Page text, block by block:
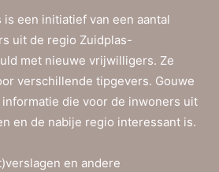
een initiatief van een aantal
uit de regio Zuidplas-
met nieuwe vrijwilligers. Ze
verschillende tipgevers. Gouwe
die voor de inwoners uit
en de nabije regio interessant is.
en andere